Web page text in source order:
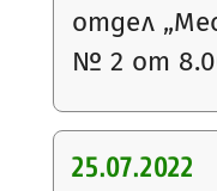
отдел
№ 2 от
25.07.2022